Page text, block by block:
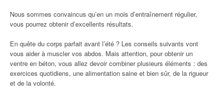
Nous sommes convaincus qu’en un mois d’entraînement régulier,
vous pourrez obtenir d’excellents résultats.
En quête du corps parfait avant l’été ? Les conseils suivants vont
vous aider à muscler vos abdos. Mais attention, pour obtenir un
ventre en béton, vous allez devoir combiner plusieurs éléments : des
exercices quotidiens, une alimentation saine et bien sûr, de la rigueur
et de la volonté.